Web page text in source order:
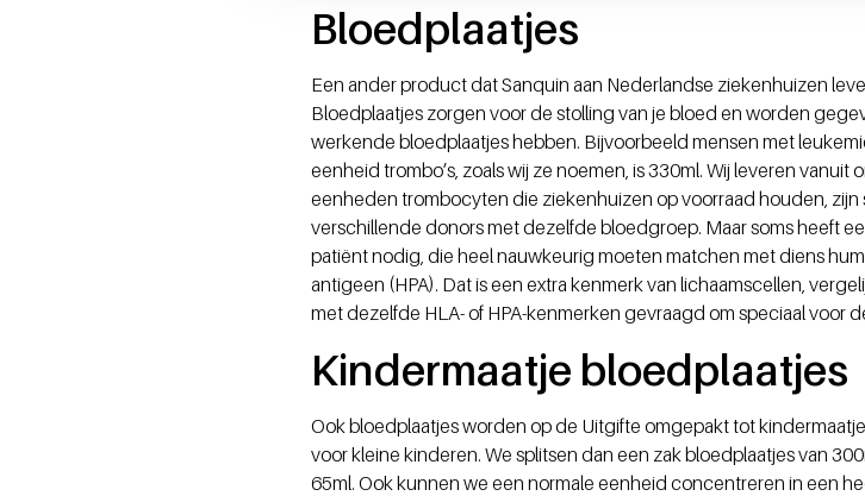
Bloedplaatjes
Een ander product dat Sanquin aan Nederlandse ziekenhuizen
Bloedplaatjes zorgen voor de stolling van je bloed en worden
werkende bloedplaatjes hebben. Bijvoorbeeld mensen met
eenheid trombo’s, zoals wij ze noemen, is 330ml. Wij leveren
eenheden trombocyten die ziekenhuizen op voorraad houden,
verschillende donors met dezelfde bloedgroep. Maar soms heeft
patiënt nodig, die heel nauwkeurig moeten matchen met diens
antigeen (HPA). Dat is een extra kenmerk van lichaamscellen,
met dezelfde HLA- of HPA-kenmerken gevraagd om speciaal voor
Kindermaatje bloedplaatjes
Ook bloedplaatjes worden op de Uitgifte omgepakt tot
voor kleine kinderen. We splitsen dan een zak bloedplaatjes van
65ml. Ook kunnen we een normale eenheid concentreren in een